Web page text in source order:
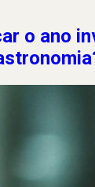
o ano